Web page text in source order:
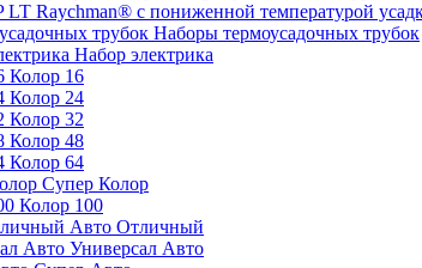
LT Raychman® с пониженной температурой
Наборы термоусадочных трубок
Набор электрика
Колор 16
Колор 24
Колор 32
Колор 48
Колор 64
Супер Колор
Колор 100
Авто Отличный
Универсал Авто